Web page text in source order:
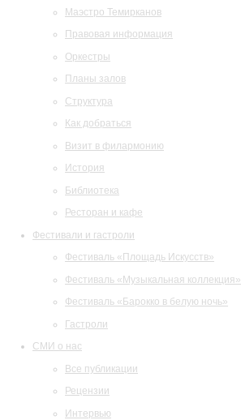
Маэстро Темирканов
Правовая информация
Оркестры
Планы залов
Структура
Как добраться
Визит в филармонию
История
Библиотека
Ресторан и кафе
Фестивали и гастроли
Фестиваль «Площадь Искусств»
Фестиваль «Музыкальная коллекция»
Фестиваль «Барокко в белую ночь»
Гастроли
СМИ о нас
Все публикации
Рецензии
Интервью